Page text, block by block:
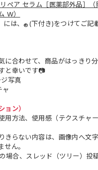
ペア セラム［医薬部外品］（
W）
には、®(下付き)をつけてご記
に合わせて、商品がはっきり
と幸いです📷
ジ写真
ャ
ン）
用方法、使用感（テクスチャ
きらない内容は、画像内へ文
せん。
場合、スレッド（ツリー）投